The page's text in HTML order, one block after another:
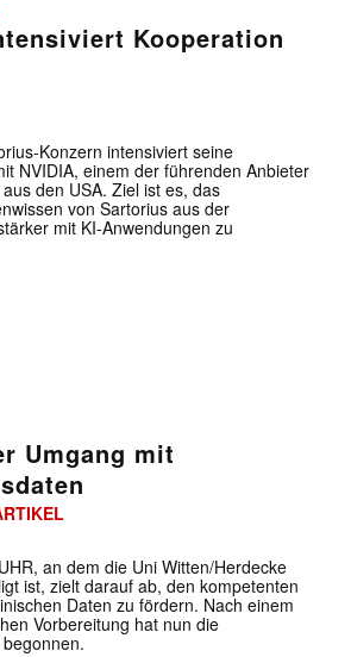
Kooperation
Konzern intensiviert seine
NVIDIA, einem der führenden Anbieter
den USA. Ziel ist es, das
von Sartorius aus der
mit KI-Anwendungen zu
Umgang mit
an dem die Uni Witten/Herdecke
ist, zielt darauf ab, den kompetenten
Daten zu fördern. Nach einem
Vorbereitung hat nun die